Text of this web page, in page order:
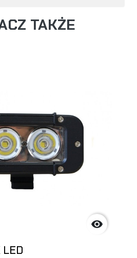
TAKŻE

LED